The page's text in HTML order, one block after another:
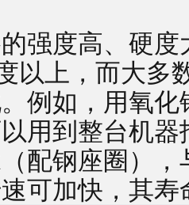
强度高、硬
以上，而大多
例如，用氧
用到整台机
配钢座圈）
可加快，其